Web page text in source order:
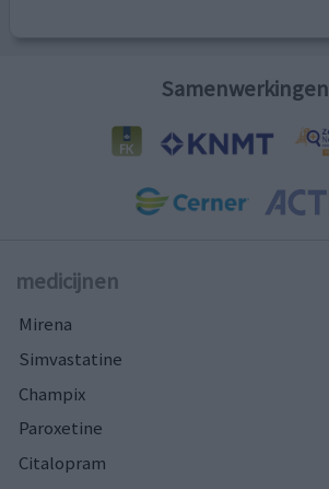
Samenwerkingen
medicijnen
Mirena
Simvastatine
Champix
Paroxetine
Citalopram